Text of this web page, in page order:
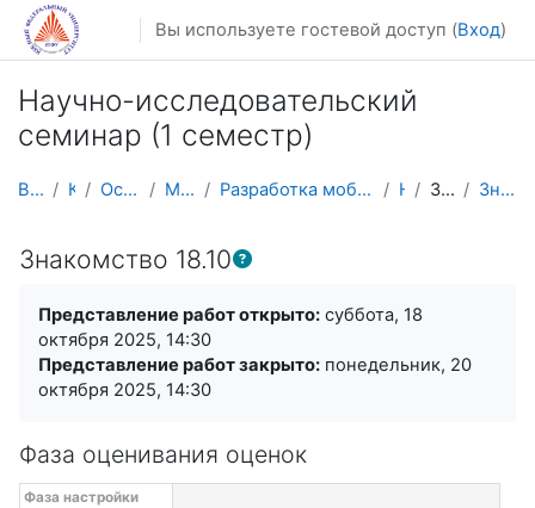
Перейти к основному содержанию
Вы используете гостевой доступ (Вход)
Научно-исследовательский
семинар (1 семестр)
В начало Курсы Осенний семестр Магистратура Разработка мобильных приложений и компьютерных игр НИС_1 Знакомство Знакомство 18.10
Знакомство 18.10
Представление работ открыто: суббота, 18
октября 2025, 14:30
Представление работ закрыто: понедельник, 20
октября 2025, 14:30
Фаза оценивания оценок
Сроки проведения семинара с фазами (5)
Перейти к текущим задачам
Фаза настройки